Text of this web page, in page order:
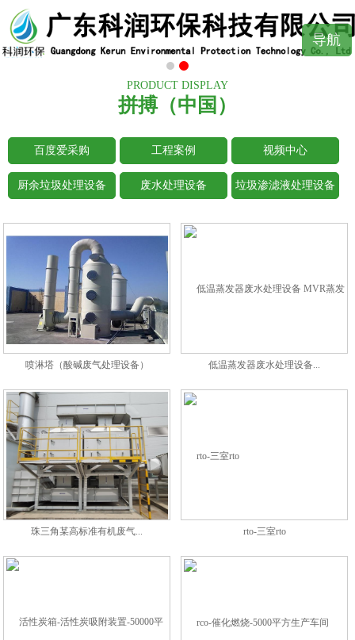
导航
PRODUCT DISPLAY
拼搏（中国）
百度爱采购 工程案例 视频中心
厨余垃圾处理设备 废水处理设备 垃圾渗滤液处理设备
喷淋塔（酸碱废气处理设备） 低温蒸发器废水处理设备...
珠三角某高标准有机废气... rto-三室rto